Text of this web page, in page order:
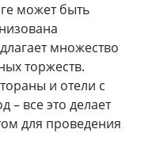
может быть
множество
торжеств.
и отели с
– все это делает
для проведения